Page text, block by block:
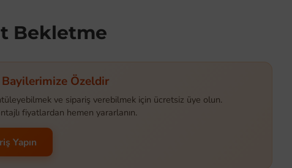
Bekletme
Özeldir
ve sipariş verebilmek için ücretsiz üye olun.
fiyatlardan hemen yararlanın.
Yapın